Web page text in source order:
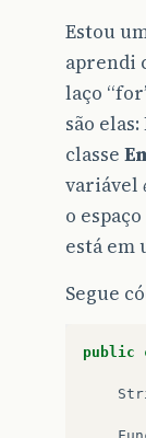
Estou
aprendi
laço
são elas:
classe
variável
o
está em
Segue
public